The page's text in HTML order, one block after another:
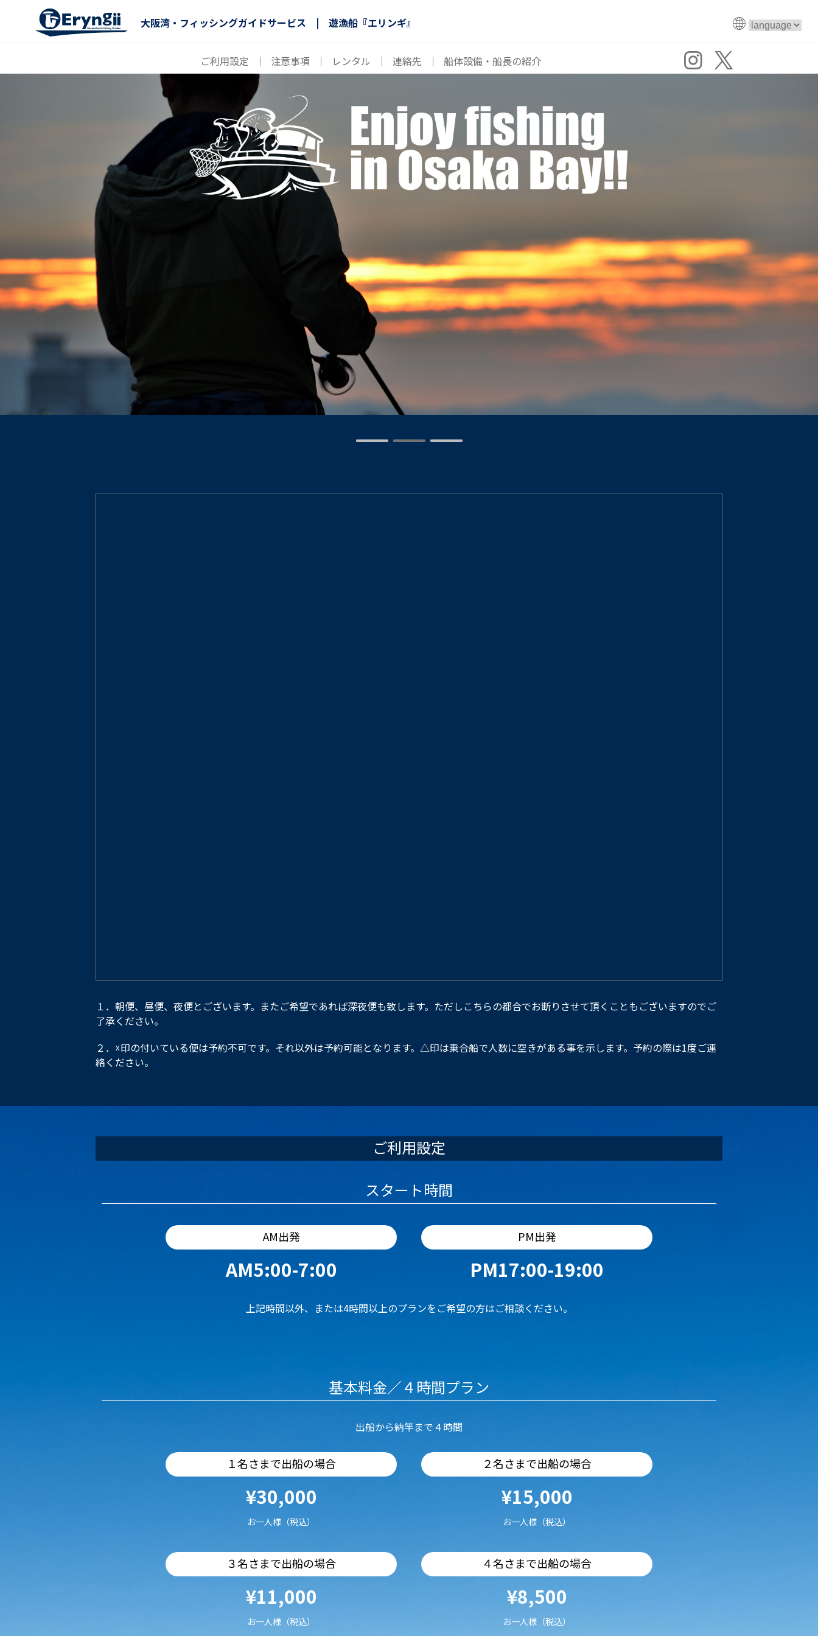
大阪湾・フィッシングガイドサービス | 遊漁船『エリンギ』
ご利用設定 ｜ 注意事項 ｜ レンタル ｜ 連絡先 ｜ 船体設備・船長の紹介
１．朝便、昼便、夜便とございます。またご希望であれば深夜便も致します。ただしこちらの都合でお断りさせて頂くこともございますのでご
了承ください。
２．☓印の付いている便は予約不可です。それ以外は予約可能となります。△印は乗合船で人数に空きがある事を示します。予約の際は1度ご連
絡ください。
ご利用設定
スタート時間
AM出発
AM5:00-7:00
PM出発
PM17:00-19:00
上記時間以外、または4時間以上のプランをご希望の方はご相談ください。
基本料金／４時間プラン
出船から納竿まで４時間
１名さまで出船の場合
¥30,000
お一人様（税込）
２名さまで出船の場合
¥15,000
お一人様（税込）
３名さまで出船の場合
¥11,000
お一人様（税込）
４名さまで出船の場合
¥8,500
お一人様（税込）